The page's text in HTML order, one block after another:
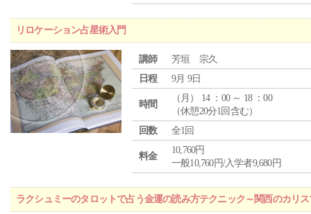
リロケーション占星術入門
講師
芳垣 宗久
日程
9月 9日
時間
（ 月 ） 14 ：00 ～ 18 ：00
（休憩20分1回含む）
回数
全1回
料金
10,760円
一般10,760円/入学者9,680円
ラクシュミーのタロットで占う金運の読み方テクニック～関西のカリ